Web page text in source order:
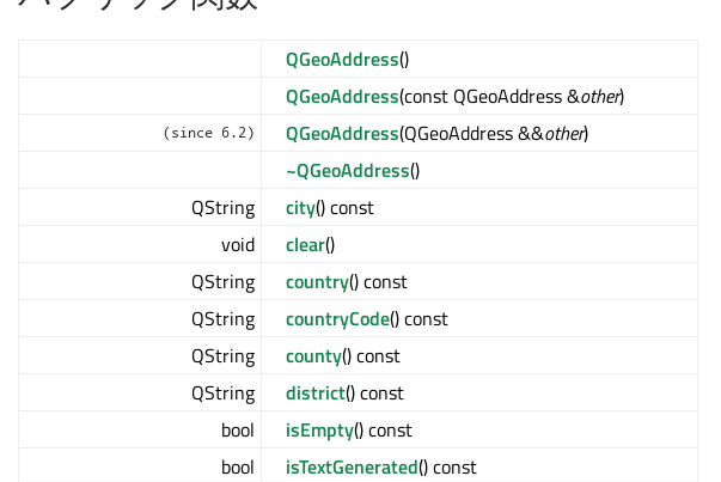
QGeoAddress()
QGeoAddress(const QGeoAddress &other)
(since 6.2) QGeoAddress(QGeoAddress &&other)
~QGeoAddress()
QString
city() const
void
clear()
QString
country() const
QString
countryCode() const
QString
county() const
QString
district() const
bool
isEmpty() const
bool
isTextGenerated() const